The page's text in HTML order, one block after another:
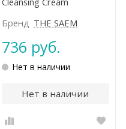
Бренд THE SAEM
736 руб.
Нет в наличии
Нет в наличии